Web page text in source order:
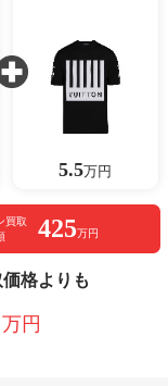
5.5万円
買取
425万円
格よりも
万円